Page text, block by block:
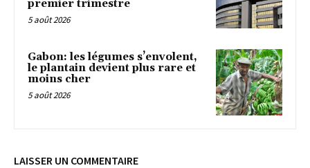
premier trimestre
5 août 2026
Gabon: les légumes s’envolent,
le plantain devient plus rare et
moins cher
5 août 2026
LAISSER UN COMMENTAIRE